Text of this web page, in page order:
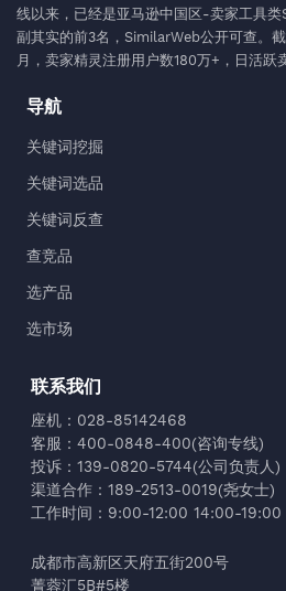
线以来，已经是亚马逊中国区-卖家工具类
副其实的前3名，SimilarWeb公开可查。
月，卖家精灵注册用户数180万+，日活跃
导航
关键词挖掘
关键词选品
关键词反查
查竞品
选产品
选市场
联系我们
座机：028-85142468
客服：400-0848-400(咨询专线)
投诉：139-0820-5744(公司负责人)
渠道合作：189-2513-0019(尧女士)
工作时间：9:00-12:00 14:00-19:00
成都市高新区天府五街200号
菁蓉汇5B#5楼